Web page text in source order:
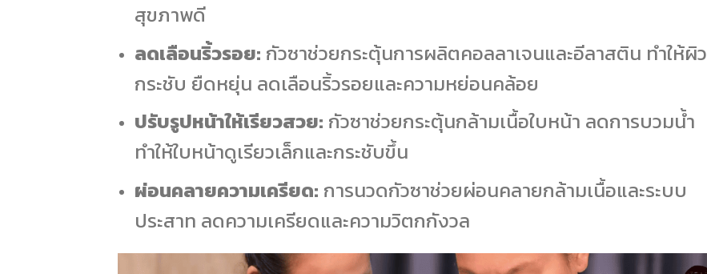
สุขภาพดี
ลดเลือนริ้วรอย: กัวซาช่วยกระตุ้นการผลิตคอลลาเจนและอีลาสติน ทำให้ผิว
กระชับ ยืดหยุ่น ลดเลือนริ้วรอยและความหย่อนคล้อย
ปรับรูปหน้าให้เรียวสวย: กัวซาช่วยกระตุ้นกล้ามเนื้อใบหน้า ลดการบวมน้ำ
ทำให้ใบหน้าดูเรียวเล็กและกระชับขึ้น
ผ่อนคลายความเครียด: การนวดกัวซาช่วยผ่อนคลายกล้ามเนื้อและระบบ
ประสาท ลดความเครียดและความวิตกกังวล